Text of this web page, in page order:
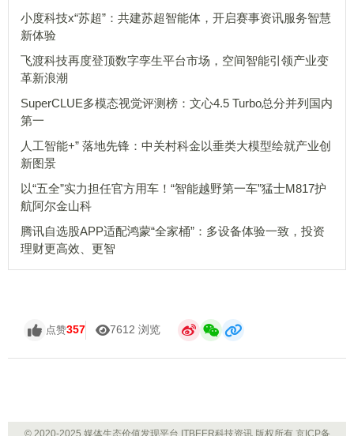
小度科技x“苏超”：共建苏超智能体，开启赛事资讯服务智慧
新体验
飞渡科技再度登顶数字孪生平台市场，空间智能引领产业变
革新浪潮
SuperCLUE多模态视觉评测榜：文心4.5 Turbo总分并列国内
第一
人工智能+” 落地先锋：中关村科金以垂类大模型绘就产业创
新图景
以“五全”实力担任官方用车！“智能越野第一车”猛士M817护
航阿尔金山科
腾讯自选股APP适配鸿蒙“全家桶”：多设备体验一致，投资
理财更高效、更智
点赞357 7612 浏览
© 2020-2025 媒体生态价值发现平台 ITBEER科技资讯 版权所有 京ICP备